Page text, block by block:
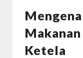
Ketela